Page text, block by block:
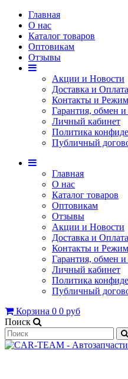
Главная
О нас
Каталог товаров
Оптовикам
Отзывы
Акции и Новости
Доставка и Оплата
Контакты и
Гарантия, обмен и
Личный кабинет
Политика
Публичный
Главная
О нас
Каталог товаров
Оптовикам
Отзывы
Акции и Новости
Доставка и Оплата
Контакты и
Гарантия, обмен и
Личный кабинет
Политика
Публичный
Корзина 0 0 руб
Поиск